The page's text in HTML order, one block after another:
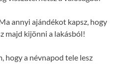
annyi ajándékot kapsz, hogy
majd kijönni a lakásból!
hogy a névnapod tele lesz